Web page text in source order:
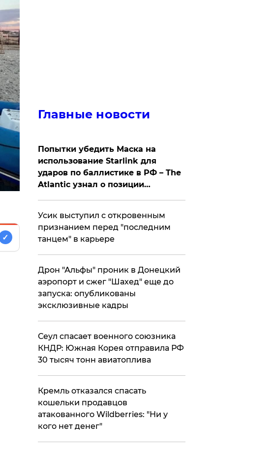
✓
Главные новости
Попытки убедить Маска на
использование Starlink для
ударов по баллистике в РФ – The
Atlantic узнал о позиции
Усик выступил с откровенным
признанием перед "последним
танцем" в карьере
Дрон "Альфы" проник в Донецкий
аэропорт и сжег "Шахед" еще до
запуска: опубликованы
эксклюзивные кадры
​Сеул спасает военного союзника
КНДР: Южная Корея отправила РФ
30 тысяч тонн авиатоплива
Кремль отказался спасать
кошельки продавцов
атакованного Wildberries: "Ни у
кого нет денег"